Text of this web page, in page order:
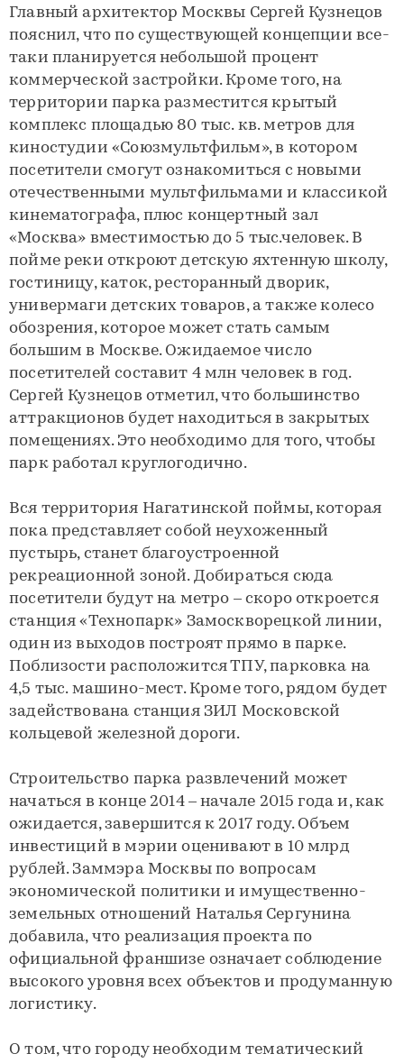
Главный архитектор Москвы Сергей Кузнецов
пояснил, что по существующей концепции все-
таки планируется небольшой процент
коммерческой застройки. Кроме того, на
территории парка разместится крытый
комплекс площадью 80 тыс. кв. метров для
киностудии «Союзмультфильм», в котором
посетители смогут ознакомиться с новыми
отечественными мультфильмами и классикой
кинематографа, плюс концертный зал
«Москва» вместимостью до 5 тыс.человек. В
пойме реки откроют детскую яхтенную школу,
гостиницу, каток, ресторанный дворик,
универмаги детских товаров, а также колесо
обозрения, которое может стать самым
большим в Москве. Ожидаемое число
посетителей составит 4 млн человек в год.
Сергей Кузнецов отметил, что большинство
аттракционов будет находиться в закрытых
помещениях. Это необходимо для того, чтобы
парк работал круглогодично.
Вся территория Нагатинской поймы, которая
пока представляет собой неухоженный
пустырь, станет благоустроенной
рекреационной зоной. Добираться сюда
посетители будут на метро – скоро откроется
станция «Технопарк» Замоскворецкой линии,
один из выходов построят прямо в парке.
Поблизости расположится ТПУ, парковка на
4,5 тыс. машино-мест. Кроме того, рядом будет
задействована станция ЗИЛ Московской
кольцевой железной дороги.
Строительство парка развлечений может
начаться в конце 2014 – начале 2015 года и, как
ожидается, завершится к 2017 году. Объем
инвестиций в мэрии оценивают в 10 млрд
рублей. Заммэра Москвы по вопросам
экономической политики и имущественно-
земельных отношений Наталья Сергунина
добавила, что реализация проекта по
официальной франшизе означает соблюдение
высокого уровня всех объектов и продуманную
логистику.
О том, что городу необходим тематический